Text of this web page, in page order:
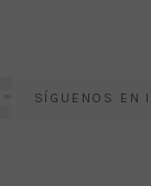
SÍGUENOS EN